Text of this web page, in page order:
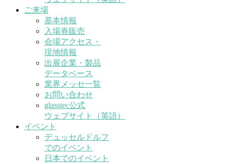
ご来場
基本情報
入場券販売
会場アクセス・
現地情報
出展企業・製品
データベース
業界メッセ一覧
お問い合わせ
glasstec公式
ウェブサイト（英語）
イベント
デュッセルドルフ
でのイベント
日本でのイベント